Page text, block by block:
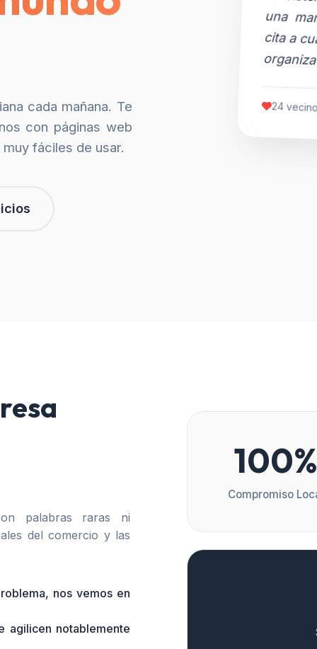
cada mañana. Te
con páginas web
fáciles de usar.
24
palabras raras ni
del comercio y las
nos vemos en
agilicen notablemente
100%
Compromiso